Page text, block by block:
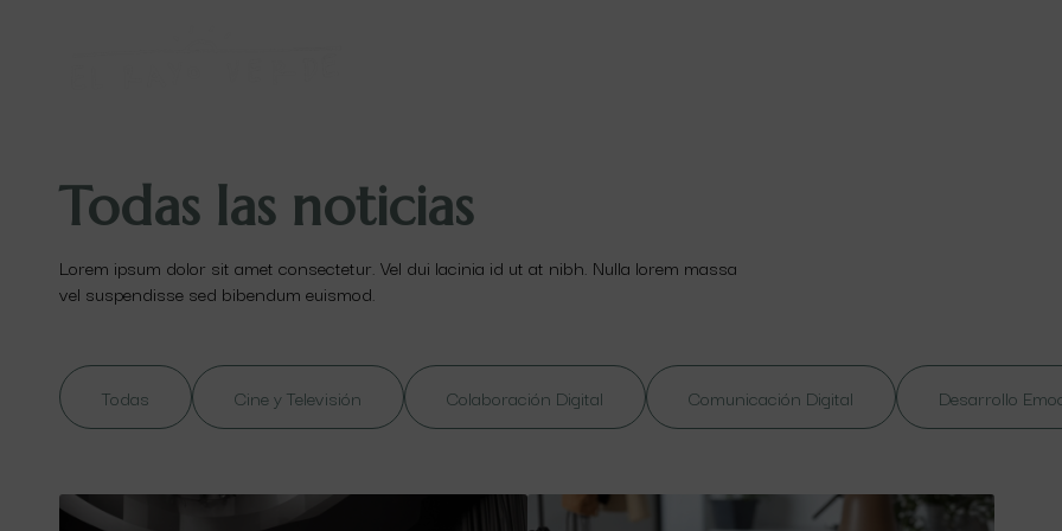
Todas las noticias
Lorem ipsum dolor sit amet consectetur. Vel dui lacinia id ut at nibh. Nulla lorem massa
vel suspendisse sed bibendum euismod.
Todas Cine y Televisión Colaboración Digital Comunicación Digital Desarrollo